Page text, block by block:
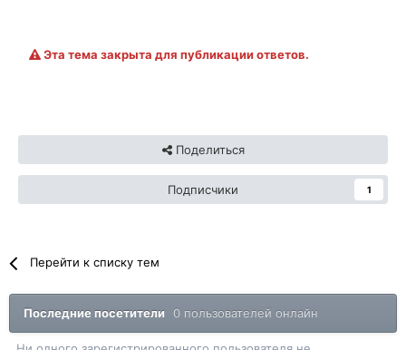
Эта тема закрыта для публикации ответов.
Поделиться
Подписчики 1
Перейти к списку тем
Последние посетители 0 пользователей онлайн